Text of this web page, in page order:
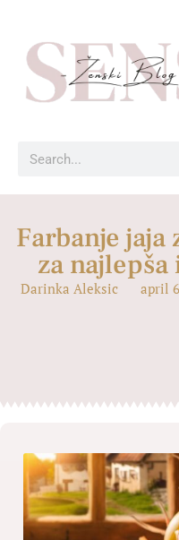
Farbanje jaja
za
Darinka Aleksic april